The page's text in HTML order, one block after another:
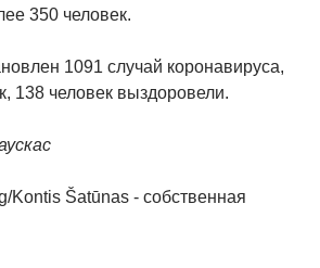
350 человек.
1091 случай коронавируса,
138 человек выздоровели.
Kontis Šatūnas - собственная